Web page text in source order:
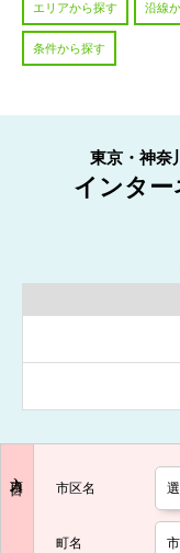
エリアから探す 沿線
条件から探す
東京・神奈
インター
市区名
町名